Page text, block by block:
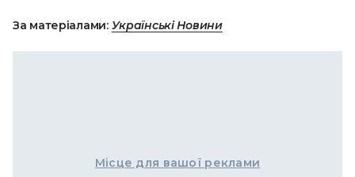
За матеріалами: Українські Новини
Місце для вашої реклами